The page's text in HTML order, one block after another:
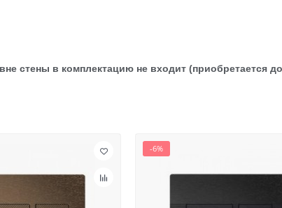
стены в комплектацию не входит (приобретается
-6%